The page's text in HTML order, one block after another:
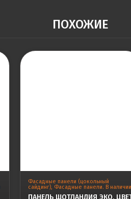
ПОХОЖИЕ
Фасадные панели (цокольный
сайдинг), Фасадные панели. В наличии
ПАНЕЛЬ ШОТЛАНДИЯ ЭКО,